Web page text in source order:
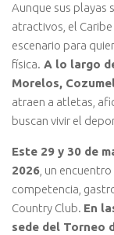
Aunque sus playas
atractivos, el
escenario para
física. A lo largo
Morelos,
atraen a atletas,
buscan vivir el
Este 29 y 30 de
2026 , un
competencia,
Country Club. En
sede del Torneo